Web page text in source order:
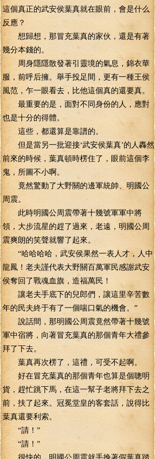
這個真正的武安侯葉真就在眼前，會是什么
反應？
想歸想，那冒充葉真的家伙，還是有著
幾分本錢的。
周身隱隱散發著引靈境的氣息，錦衣華
服，前呼后擁。舉手投足間，更有一種王侯
風范，乍一眼看去，比他這個真的還要真。
最重要的是，面對不同身份的人，應對
也是十分的得體。
這些，都還算是靠譜的。
但是當另一批迎接‘武安侯葉真’的人轟然
前來的時候，葉真頓時楞住了，眼前這個李
鬼，所圖不小啊。
竟然驚動了大野關的邊軍統帥、明國公
周震。
此時明國公周震帶著十幾號軍軍中將
領，大步流星的趕了過來，老遠，明國公周
震爽朗的笑聲就響了起來。
“哈哈哈哈，武安侯果然一表人才，人中
龍鳳！老夫謹代表大野關百萬軍民感謝武安
侯奪回了戰魂血旗，造福萬民！
讓老夫手底下的兒郎們，讓這里辛苦數
年的民夫終于有了一個喘口氣的機會。”
說話間，那明國公周震竟然帶著十幾號
軍中宿將，向著冒充葉真的那個青年大禮參
拜了下去。
葉真再次楞了，這禮，可受不起啊。
好在冒充葉真的那個青年也算是個聰明
貨，趕忙跳下馬，在這一幫子老將拜下去之
前，扶了起來。冠冕堂皇的客套話，說得比
葉真還要利索。
“請！”
“請！”
很快的，明國公周震就手挽著假葉真踏